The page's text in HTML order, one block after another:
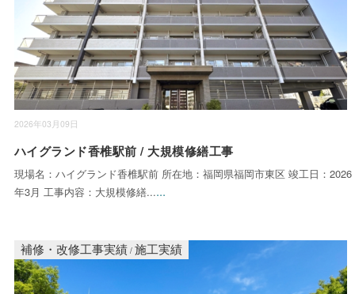
2026年03月09日
ハイグランド香椎駅前 / 大規模修繕工事
現場名：ハイグランド香椎駅前 所在地：福岡県福岡市東区 竣工日：2026
年3月 工事内容：大規模修繕......
補修・改修工事実績/ 施工実績